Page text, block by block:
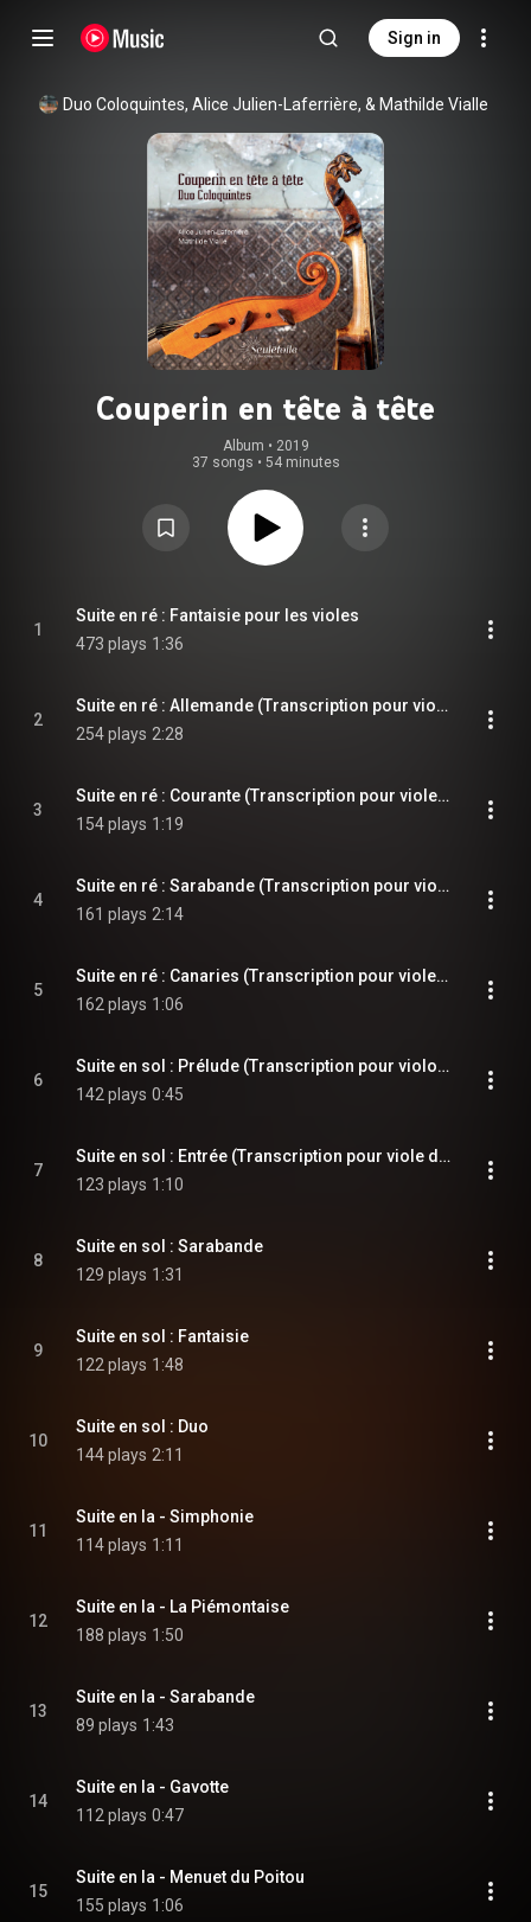
Sign in
Duo Coloquintes, Alice Julien-Laferrière, & Mathilde Vialle
Couperin en tête à tête
Album • 2019
37 songs • 54 minutes
1
Suite en ré : Fantaisie pour les violes
473 plays 1:36
2
Suite en ré : Allemande (Transcription pour viole de gambe et violon)
254 plays 2:28
3
Suite en ré : Courante (Transcription pour viole de gambe et violon)
154 plays 1:19
4
Suite en ré : Sarabande (Transcription pour viole de gambe et violon)
161 plays 2:14
5
Suite en ré : Canaries (Transcription pour viole de gambe et violon)
162 plays 1:06
6
Suite en sol : Prélude (Transcription pour violon)
142 plays 0:45
7
Suite en sol : Entrée (Transcription pour viole de gambe et violon)
123 plays 1:10
8
Suite en sol : Sarabande
129 plays 1:31
9
Suite en sol : Fantaisie
122 plays 1:48
10
Suite en sol : Duo
144 plays 2:11
11
Suite en la - Simphonie
114 plays 1:11
12
Suite en la - La Piémontaise
188 plays 1:50
13
Suite en la - Sarabande
89 plays 1:43
14
Suite en la - Gavotte
112 plays 0:47
15
Suite en la - Menuet du Poitou
155 plays 1:06